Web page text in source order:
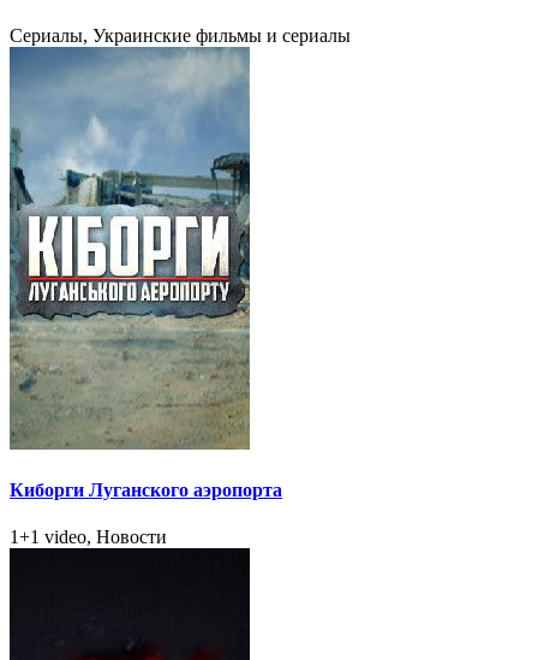
Сериалы, Украинские фильмы и сериалы
Киборги Луганского аэропорта
1+1 video, Новости